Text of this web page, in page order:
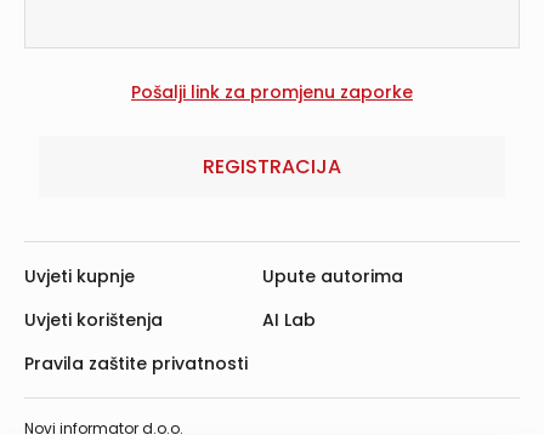
REGISTRACIJA
Novi informator d.o.o.
Uvjeti kupnje
Uvjeti korištenja
Pravila zaštite privatnosti
Upute autorima
AI Lab